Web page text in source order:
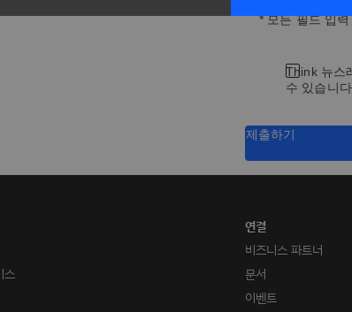
* 모든 필드 입
Think 뉴스
수 있습니다.
제출하기
스
비즈니스 파트너
문서
이벤트